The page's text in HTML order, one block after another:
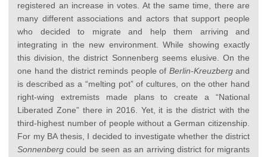
registered an increase in votes. At the same time, there are
many different associations and actors that support people
who decided to migrate and help them arriving and
integrating in the new environment. While showing exactly
this division, the district Sonnenberg seems elusive. On the
one hand the district reminds people of Berlin-Kreuzbergand
is described as a “melting pot” of cultures, on the other hand
right-wing extremists made plans to create a “National
Liberated Zone” there in 2016. Yet, it is the district with the
third-highest number of people without a German citizenship.
For my BA thesis, I decided to investigate whether the district
Sonnenbergcould be seen as an arriving district for migrants